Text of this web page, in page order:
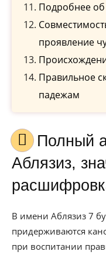
Подробнее
проявление
Правильное
падежам
Полный анализ имени
Аблязиз,
В имени Аблязиз 7
придерживаются
при воспитании